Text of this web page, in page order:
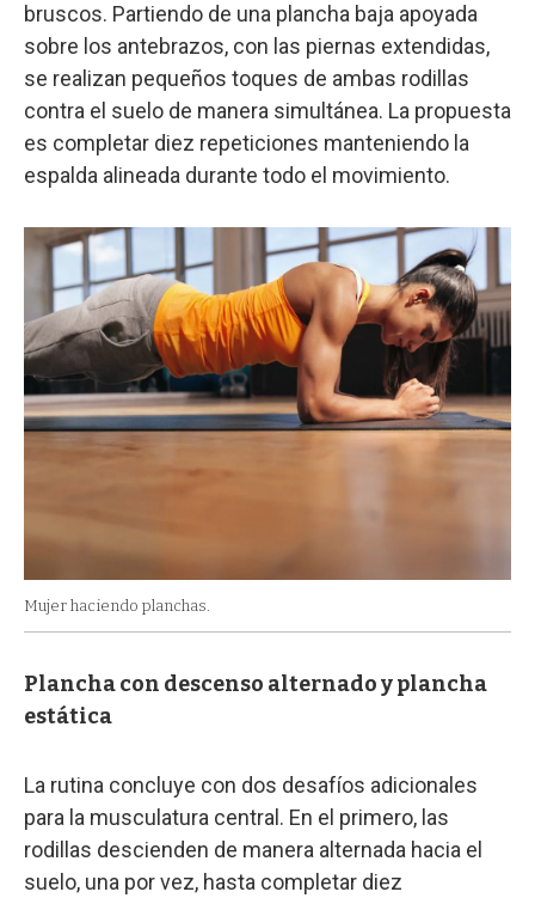
bruscos. Partiendo de una plancha baja apoyada
sobre los antebrazos, con las piernas extendidas,
se realizan pequeños toques de ambas rodillas
contra el suelo de manera simultánea. La propuesta
es completar diez repeticiones manteniendo la
espalda alineada durante todo el movimiento.
Mujer haciendo planchas.
Plancha con descenso alternado y plancha
estática
La rutina concluye con dos desafíos adicionales
para la musculatura central. En el primero, las
rodillas descienden de manera alternada hacia el
suelo, una por vez, hasta completar diez